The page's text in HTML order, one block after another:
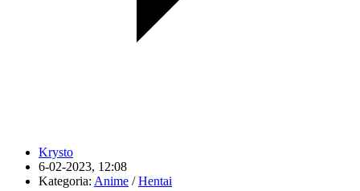
Krysto
6-02-2023, 12:08
Kategoria: Anime /Hentai